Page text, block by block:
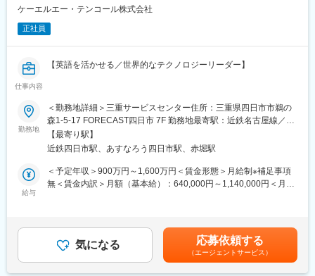
【具体的な業務内容】
・液晶半導体関連設備、他各種工事において、客先の希望に基づ
き、フローシートの作成、電気機器、電子部品の 選
定、材質選定を含む半導体関連装置に関わる電気関係の図面設計
■当社の装置について：
供給する装置です。
◎超純水製造装置は半導体作成工程での洗浄用に使われる「超純
水」を生成する装置です。これらの半導体関連装置製造に関わる
技術力を擁して、廃ガスや廃水処理など環境系装置製造も行って
■組織構成：
計装設計職1課 4名(男3、女1) 男性課長1名(他部署兼務) 男性担
ケーエルエー・テンコール株式会社
正社員
仕事内容
【英語を活かせる／世界的なテクノロジーリーダー】
フィールドサポートマネージャーは、クライアント／顧客への販
売前および販売後のサービスおよびサポートの提供に関する戦略
的リーダーシップと指示を提供します。
サービスおよび顧客サポート業務のすべての側面をリードしま
す。
運用プロセス、エスカレーション手順を分析し、サービス提供の
改善と顧客／クライアントへの付加価値を見出すためのトレーニ
せを解決します。
効率的な業務運営を確保するために、スタッフの選定、育成、評
勤務地
＜勤務地詳細＞三重サービスセンター住所：三重県四日市市鵜の
森1-5-17 FORECAST四日市 7F 勤務地最寄駅：近鉄名古屋線／近
鉄四日市駅受動喫煙対策：屋内全面禁煙
【最寄り駅】
近鉄四日市駅、あすなろう四日市駅、赤堀駅
給与
＜予定年収＞900万円～1,600万円＜賃金形態＞月給制※補足事項
無＜賃金内訳＞月額（基本給）：640,000円～1,140,000円＜月給
て上下する可能性があります。月給(月額)は固定手当を含めた表記
です。 気になる 応募依頼する
（エージェントサービス）